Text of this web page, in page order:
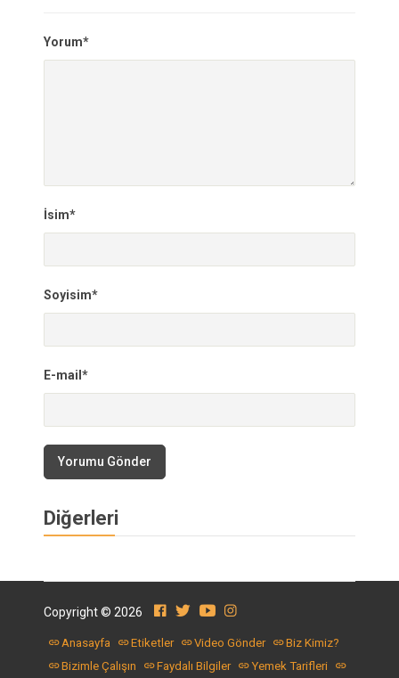
Yorum*
İsim*
Soyisim*
E-mail*
Yorumu Gönder
Diğerleri
Copyright © 2026
Anasayfa Etiketler Video Gönder
Biz Kimiz?
Bizimle Çalışın
Faydalı Bilgiler Yemek Tarifleri